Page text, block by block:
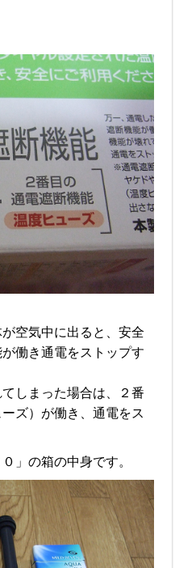
空気中に出ると、安全
働き通電をストップす
しまった場合は、２番
ズ）が働き、通電をス
」の箱の中身です。